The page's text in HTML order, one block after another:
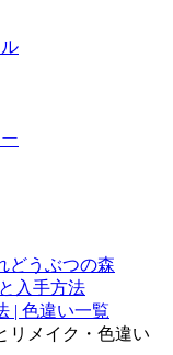
どうぶつの森
入手方法
| 色違い一覧
リメイク・色違い